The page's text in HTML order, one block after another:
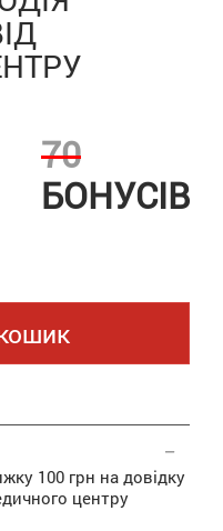
70
БОНУСІВ
100 грн на довідку
центру